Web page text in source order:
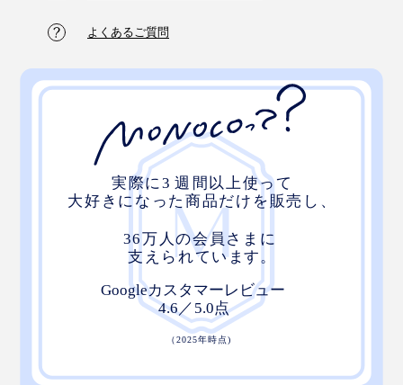
よくあるご質問